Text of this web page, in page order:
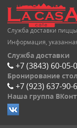
Служба доставки
Информация,
Служба доставки
+7 (3843) 60-05-
Бронирование
+7 (923) 637-90-
Наша группа